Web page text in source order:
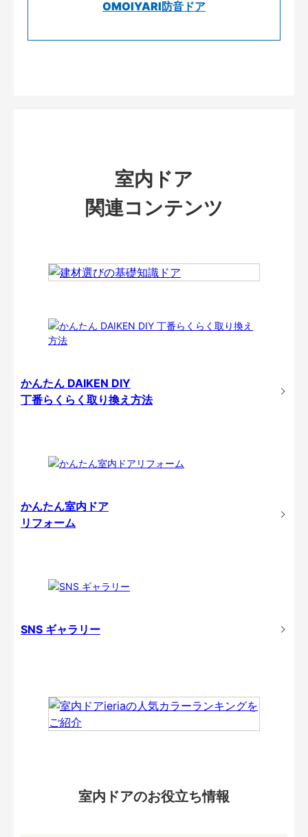
OMOIYARI防音ドア
室内ドア
関連コンテンツ
かんたん DAIKEN DIY
丁番らくらく取り換え方法
かんたん室内ドア
リフォーム
SNS ギャラリー
室内ドアのお役立ち情報